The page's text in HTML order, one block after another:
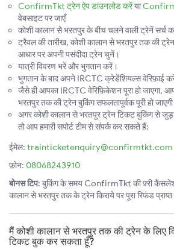
ConfirmTkt ट्रेन ऐप डाउनलोड करेंया
वेबसाइट पर जाएँ
कोशी कालान से भरतपुर के बीच चलने वाली ट्रेनें सर्च
ट्रैवल की तारीख, कोशी कालान से भरतपुर तक की
आधार पर अपनी पसंदीदा ट्रेन चुनें।
यात्री विवरण भरें और भुगतान करें।
भुगतान के बाद अपने IRCTC क्रेडेंशियल्स वेरिफ़ाई
जैसे ही आपका IRCTC वेरिफ़िकेशन पूरा हो जाएगा,
भरतपुर तक की ट्रेन बुकिंग सफलतापूर्वक पूरी हो
अगर कोशी कालान से भरतपुर ट्रेन टिकट बुकिंग से
तो आप हमारी सपोर्ट टीम से संपर्क कर सकते हैं:
ईमेल: trainticketenquiry@confirmtkt.com
फ़ोन: 08068243910
बोनस टिप: बुकिंग के समय ConfirmTkt की फ़्री
कालान से भरतपुर तक के ट्रेन किराये पर पूरा रिफंड
मैं कोशी कालान से भरतपुर तक की ट्रेन के लिए
टिकट बुक कर सकता हूँ?